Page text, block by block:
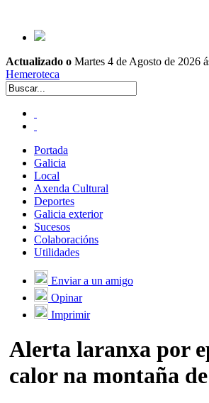
Actualizado o Martes 4 de Agosto de 2026
Hemeroteca
Portada
Galicia
Local
Axenda Cultural
Deportes
Galicia exterior
Sucesos
Colaboracións
Utilidades
Enviar a un amigo
Opinar
Imprimir
Alerta laranxa por
calor na montaña